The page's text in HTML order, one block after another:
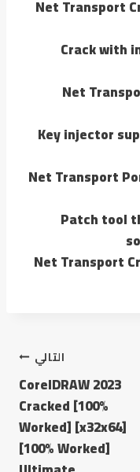
Net Transport
Crack with
Net
Key injector
Net Transport
Patch tool
Net Transport
التالي
CorelDRAW 2023
Cracked [100%
Worked] [x32x64]
[100% Worked]